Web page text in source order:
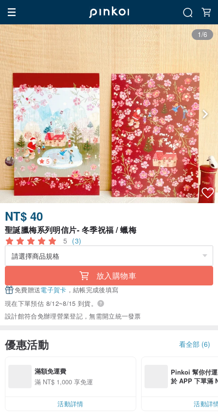
1/6
5
NT$ 40
聖誕臘梅系列明信片- 冬季祝福 / 蠟梅
5 (3)
放入購物車
免費贈送電子賀卡 ，結帳完成後填寫
現在下單預估 8/12~8/15 到貨。
設計館符合免辦理營業登記，無需開立統一發票
優惠活動 看全部 (6)
滿額免運費
滿 NT$ 1,000 享免運
活動詳情
Pinkoi 幫你付
於 APP 下單滿
活動詳